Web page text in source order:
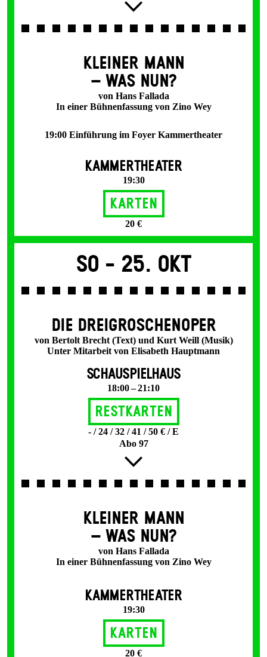
KLEINER MANN
– WAS NUN?
von Hans Fallada
In einer Bühnenfassung von Zino Wey
19:00 Einführung im Foyer Kammertheater
KAMMERTHEATER
19:30
Karten
20 €
So - 25. Okt
DIE DREI­GROSCHEN­OPER
von Bertolt Brecht (Text) und Kurt Weill (Musik)
Unter Mitarbeit von Elisabeth Hauptmann
SCHAUSPIELHAUS
18:00 – 21:10
Restkarten
- / 24 / 32 / 41 / 50 € / E
Abo 97
KLEINER MANN
– WAS NUN?
von Hans Fallada
In einer Bühnenfassung von Zino Wey
KAMMERTHEATER
19:30
Karten
20 €